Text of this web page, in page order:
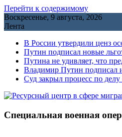
Перейти к содержимому
Воскресенье, 9 августа, 2026
Лента
В России утвердили ценз
Путин подписал новые
Путина не удивляет, что
Владимир Путин подписал
Cуд закрыл процесс по
Специальная военная